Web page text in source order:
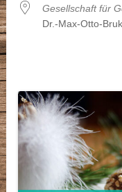
Gesellschaft für
Dr.-Max-Otto-